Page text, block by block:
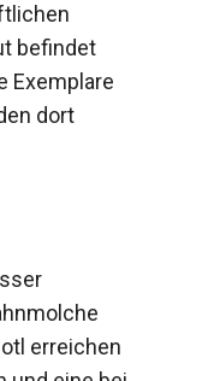
befindet
Exemplare
dort
erreichen